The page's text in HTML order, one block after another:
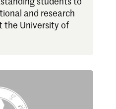
students to
and research
the University of